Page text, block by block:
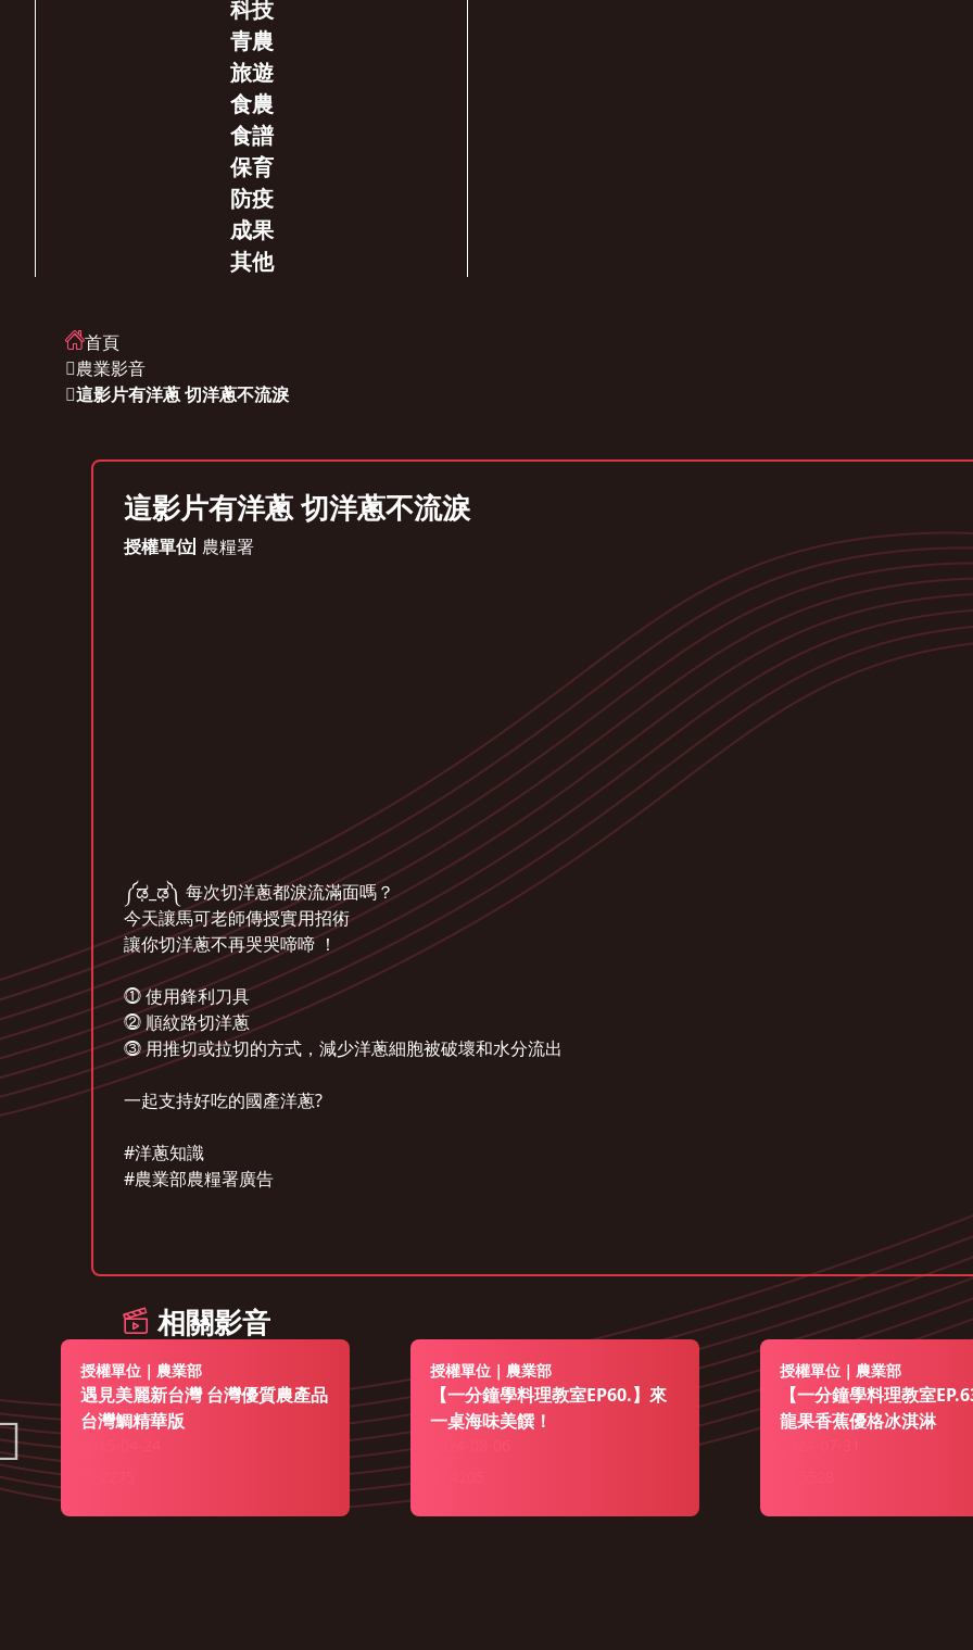
科技
青農
旅遊
食農
食譜
保育
防疫
成果
其他
首頁
農業影音
這影片有洋蔥 切洋蔥不流淚
這影片有洋蔥 切洋蔥不流淚
授權單位 農糧署
༼ಢ_ಢ༽ 每次切洋蔥都淚流滿面嗎？
今天讓馬可老師傳授實用招術
讓你切洋蔥不再哭哭啼啼 ！
⓵ 使用鋒利刀具
⓶ 順紋路切洋蔥
⓷ 用推切或拉切的方式，減少洋蔥細胞被破壞和水分流出
一起支持好吃的國產洋蔥?
#洋蔥知識
#農業部農糧署廣告
相關影音
授權單位｜農業部
遇見美麗新台灣 台灣優質農產品
台灣鯛精華版
授權單位｜農業部
【一分鐘學料理教室EP60.】來
一桌海味美饌！
授權單位｜農業部
【一分鐘學料理教室
龍果香蕉優格冰淇淋